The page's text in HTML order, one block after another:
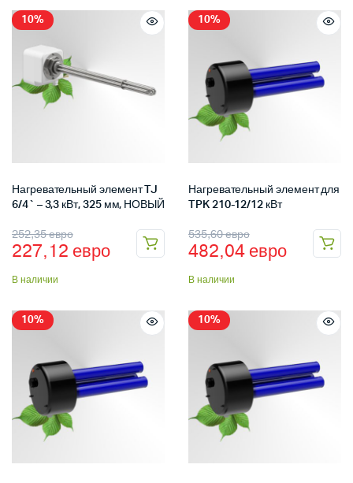
10%
Нагревательный элемент TJ
6/4` – 3,3 кВт, 325 мм, НОВЫЙ
252,35евро
227,12 евро
В наличии
10%
Нагревательный элемент для
TPK 210-12/12 кВт
535,60евро
482,04 евро
В наличии
10% 10%